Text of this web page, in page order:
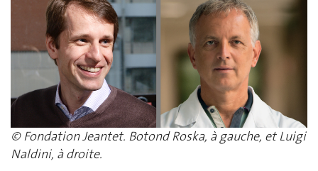
© Fondation Jeantet. Botond Roska, à gauche, et Luigi
Naldini, à droite.